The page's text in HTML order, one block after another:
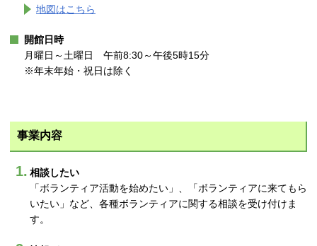
地図はこちら
開館日時
月曜日～土曜日 午前8:30～午後5時15分
※年末年始・祝日は除く
事業内容
相談したい
「ボランティア活動を始めたい」、「ボランティアに来てもら
いたい」など、各種ボランティアに関する相談を受け付けま
す。